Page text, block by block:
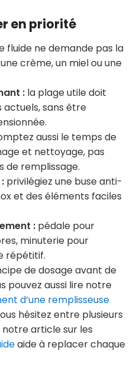
en priorité
fluide ne demande pas la
crème, un miel ou une
: la plage utile doit
sans être
aussi le temps de
et nettoyage, pas
de remplissage.
privilégiez une buse anti-
et des éléments faciles
: pédale pour
minuterie pour
répétitif.
de dosage avant de
pouvez aussi lire notre
d’une remplisseuse
hésitez entre plusieurs
article sur les
aide à replacer chaque